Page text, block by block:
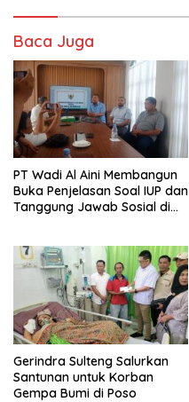
Baca Juga
PT Wadi Al Aini Membangun
Buka Penjelasan Soal IUP dan
Tanggung Jawab Sosial di
Gerindra Sulteng Salurkan
Santunan untuk Korban
Gempa Bumi di Poso